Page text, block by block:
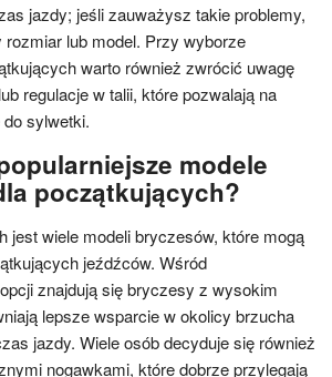
jazdy; jeśli zauważysz takie problemy,
lub model. Przy wyborze
warto również zwrócić uwagę
regulacje w talii, które pozwalają na
sylwetki.
modele
początkujących?
jest wiele modeli bryczesów, które mogą
jeźdźców. Wśród
znajdują się bryczesy z wysokim
lepsze wsparcie w okolicy brzucha
jazdy. Wiele osób decyduje się również
nogawkami, które dobrze przylegają